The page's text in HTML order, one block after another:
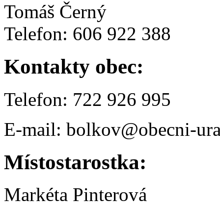
Tomáš Černý
Telefon: 606 922 388
Kontakty obec:
Telefon: 722 926 995
E-mail: bolkov@obecni-
Místostarostka:
Markéta Pinterová